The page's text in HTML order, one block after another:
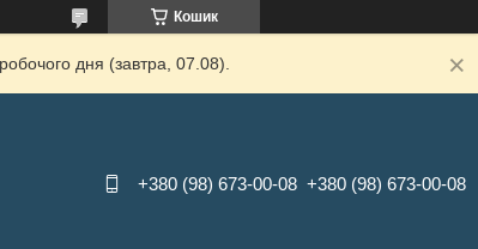
Кошик
дня (завтра, 07.08).
+380 (98) 673-00-08 +380 (98) 673-00-08